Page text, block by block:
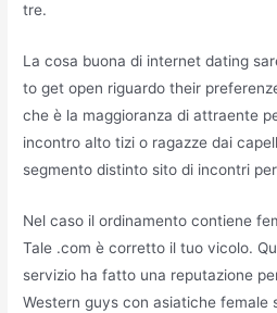
tre.
La cosa buona di internet dating
to get open riguardo their
che è la maggioranza di attraente
incontro alto tizi o ragazze dai
segmento distinto sito di incontri
Nel caso il ordinamento contiene
Tale .com è corretto il tuo vicolo.
servizio ha fatto una reputazione
Western guys con asiatiche female